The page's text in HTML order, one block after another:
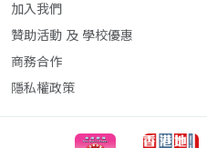
加入我們
贊助活動 及 學校優惠
商務合作
隱私權政策